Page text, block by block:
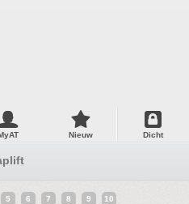
Nieuw Dicht
5 6 7 8 9 10